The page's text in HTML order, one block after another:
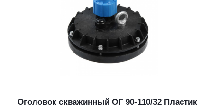
Оголовок скважинный ОГ 90-110/32 Пластик